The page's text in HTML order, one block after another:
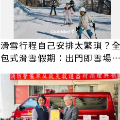
滑雪行程自己安排太繁瑣？
包式滑雪假期：出門即雪場